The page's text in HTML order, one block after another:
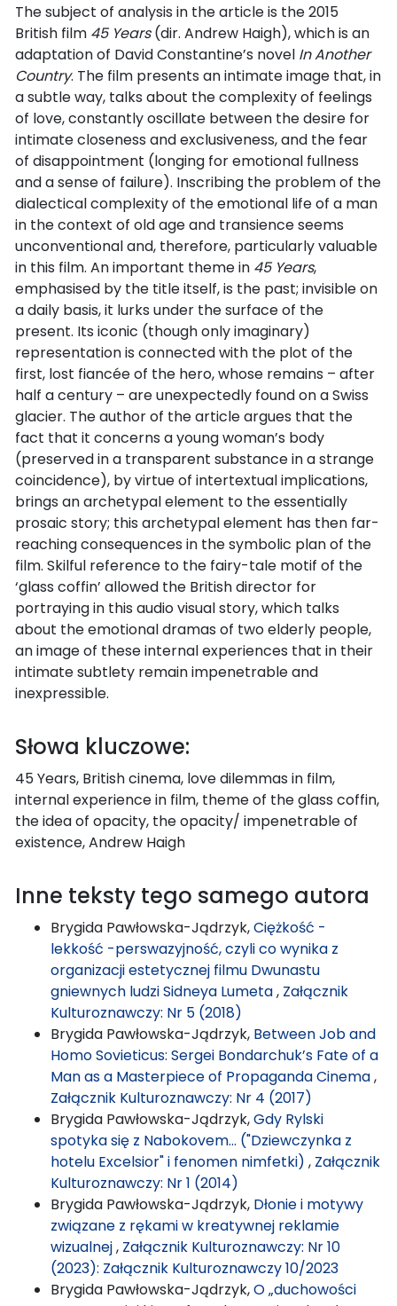
The subject of analysis in the article is the 2015
British film 45 Years(dir. Andrew Haigh), which is an
adaptation of David Constantine’s novel In Another
Country. The film presents an intimate image that, in
a subtle way, talks about the complexity of feelings
of love, constantly oscillate between the desire for
intimate closeness and exclusiveness, and the fear
of disappointment (longing for emotional fullness
and a sense of failure). Inscribing the problem of the
dialectical complexity of the emotional life of a man
in the context of old age and transience seems
unconventional and, therefore, particularly valuable
in this film. An important theme in 45 Years,
emphasised by the title itself, is the past; invisible on
a daily basis, it lurks under the surface of the
present. Its iconic (though only imaginary)
representation is connected with the plot of the
first, lost fiancée of the hero, whose remains – after
half a century – are unexpectedly found on a Swiss
glacier. The author of the article argues that the
fact that it concerns a young woman’s body
(preserved in a transparent substance in a strange
coincidence), by virtue of intertextual implications,
brings an archetypal element to the essentially
prosaic story; this archetypal element has then far-
reaching consequences in the symbolic plan of the
film. Skilful reference to the fairy-tale motif of the
‘glass coffin’ allowed the British director for
portraying in this audio visual story, which talks
about the emotional dramas of two elderly people,
an image of these internal experiences that in their
intimate subtlety remain impenetrable and
inexpressible.
Słowa kluczowe:
45 Years, British cinema, love dilemmas in film,
internal experience in film, theme of the glass coffin,
the idea of opacity, the opacity/ impenetrable of
existence, Andrew Haigh
Inne teksty tego samego autora
Brygida Pawłowska-Jądrzyk,Ciężkość -
lekkość -perswazyjność, czyli co wynika z
organizacji estetycznej filmu Dwunastu
gniewnych ludzi Sidneya Lumeta, Załącznik
Kulturoznawczy: Nr 5 (2018)
Brygida Pawłowska-Jądrzyk, Between Job and
Homo Sovieticus: Sergei Bondarchuk’s Fate of a
Man as a Masterpiece of Propaganda Cinema,
Załącznik Kulturoznawczy: Nr 4 (2017)
Brygida Pawłowska-Jądrzyk,Gdy Rylski
spotyka się z Nabokovem… ("Dziewczynka z
hotelu Excelsior" i fenomen nimfetki) , Załącznik
Kulturoznawczy: Nr 1 (2014)
Brygida Pawłowska-Jądrzyk, Dłonie i motywy
związane z rękami w kreatywnej reklamie
wizualnej, Załącznik Kulturoznawczy: Nr 10
(2023): Załącznik Kulturoznawczy 10/2023
Brygida Pawłowska-Jądrzyk,O „duchowości